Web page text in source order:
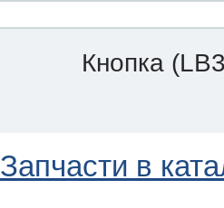
Кнопка
Запчасти в